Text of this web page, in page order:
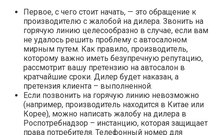
Первое, с чего стоит начать, — это обращение к
производителю с жалобой на дилера. Звонить на
горячую линию целесообразно в случае, если вам
не удалось решить проблему с автосалоном
мирным путем. Как правило, производитель,
которому важно иметь безупречную репутацию,
рассмотрит вашу претензию на автосалон в
кратчайшие сроки. Дилер будет наказан, а
претензия клиента – выполненной.
Если позвонить на горячую линию невозможно
(например, производитель находится в Китае или
Корее), можно написать жалобу на дилера в
Роспотребнадзор – инстанцию, которая защищает
права потребителя. Телефонный номер для